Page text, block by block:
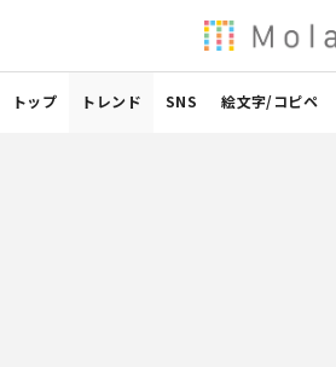
トップ トレンド SNS 絵文字/コピペ